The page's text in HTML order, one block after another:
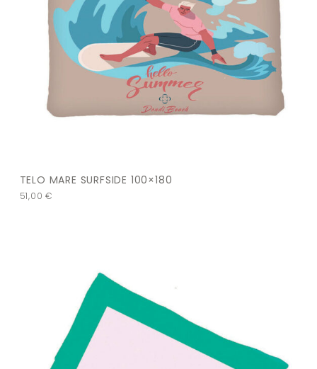
TELO MARE SURFSIDE 100×180
51,00€